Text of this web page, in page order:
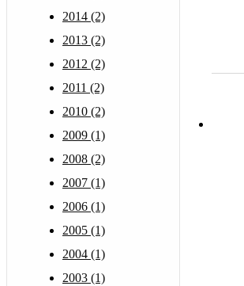
2014 (2)
2013 (2)
2012 (2)
2011 (2)
2010 (2)
2009 (1)
2008 (2)
2007 (1)
2006 (1)
2005 (1)
2004 (1)
2003 (1)